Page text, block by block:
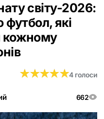
світу-2026:
футбол, які
кожному
662
★★★★★
★★★★★4 голоси